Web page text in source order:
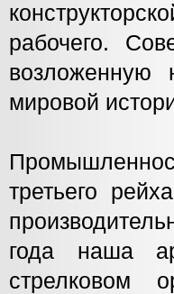
рабочего.
возложенную
мировой
третьего
года наша
стрелковом